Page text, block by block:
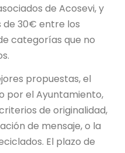
de Acosevi, y
30€ entre los
categorías que no
propuestas, el
por el Ayuntamiento,
de originalidad,
de mensaje, o la
El plazo de